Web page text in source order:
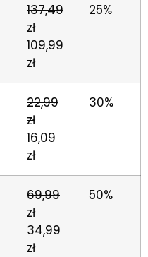
137,49
zł
109,99
zł
25%
22,99
zł
16,09
zł
30%
69,99
zł
34,99
zł
50%